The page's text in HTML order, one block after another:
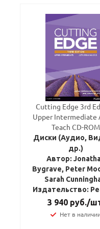
Cutting Edge 3rd
Upper Intermediate
Teach CD-ROM
Диски (Аудио,
др.)
Автор:
Bygrave, Peter
Sarah
Издательство:
3 940руб./
Нет в